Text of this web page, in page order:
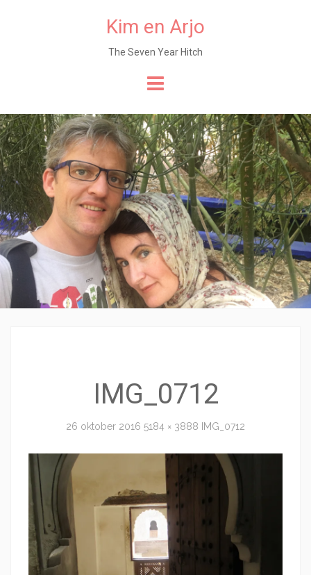
Kim en Arjo
The Seven Year Hitch
de
content
IMG_0712
26 oktober 2016 5184 × 3888 IMG_0712